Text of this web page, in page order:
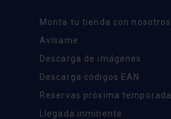
Monta tu tienda con nosotros
Avísame
Descarga de imágenes
Descarga códigos EAN
Reservas próxima temporada
Llegada inminente